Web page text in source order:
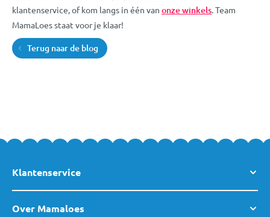
klantenservice, of kom langs in één van onze winkels. Team
MamaLoes staat voor je klaar!
Terug naar de blog
Klantenservice
Over Mamaloes